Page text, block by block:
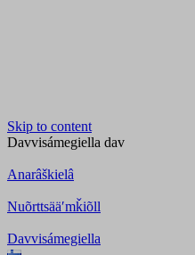
Skip to content
Davvisámegiella dav
Anarâškielâ
Nuõrttsääʹmǩiõll
Davvisámegiella